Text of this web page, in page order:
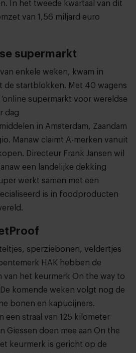
In het tweede kwartaal van dit
van 1,56 miljard euro
supermarkt
enkele weken, kwam in
de startblokken. Met 40 wagens
supermarkt voor wereldse
dag
in Amsterdam, Zaandam
Manaw claimt A-merken vanuit
Directeur Frank Jansen wil
een landelijke dekking
werkt samen met een
is in foodproducten
sperziebonen, veldertjes
HAK hebben de
van het keurmerk On the way to
komende weken volgt nog de
bonen en kapucijners.
een straal van 125 kilometer
Giessen doen mee aan On the
keurmerk is gericht op de